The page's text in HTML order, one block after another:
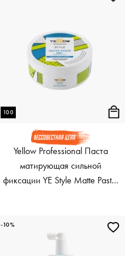
100
Yellow Professional Паста
матирующая сильной
фиксации YE Style Matte Paste,
-10%